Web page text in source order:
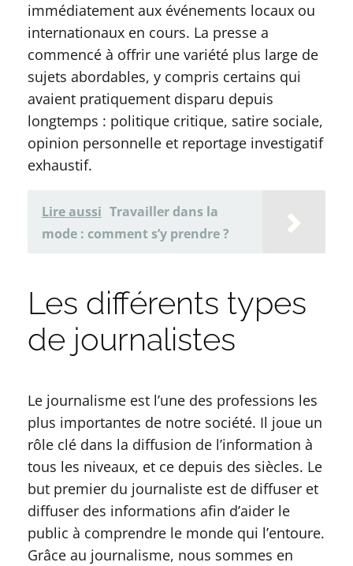
immédiatement aux événements locaux ou
internationaux en cours. La presse a
commencé à offrir une variété plus large de
sujets abordables, y compris certains qui
avaient pratiquement disparu depuis
longtemps : politique critique, satire sociale,
opinion personnelle et reportage investigatif
exhaustif.
Lire aussi Travailler dans la
mode : comment s’y prendre ?
Les différents types
de journalistes
Le journalisme est l’une des professions les
plus importantes de notre société. Il joue un
rôle clé dans la diffusion de l’information à
tous les niveaux, et ce depuis des siècles. Le
but premier du journaliste est de diffuser et
diffuser des informations afin d’aider le
public à comprendre le monde qui l’entoure.
Grâce au journalisme, nous sommes en